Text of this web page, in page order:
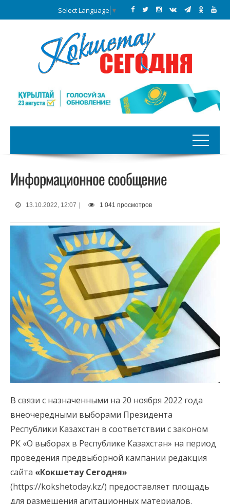
Select Language ▼
Информационное сообщение
13.10.2022, 12:07 1 041 просмотров
В связи с назначенными на 20 ноября 2022 года
внеочередными выборами Президента
Республики Казахстан в соответствии с законом
РК «О выборах в Республике Казахстан» на период
проведения предвыборной кампании редакция
сайта «Кокшетау Сегодня»
(https://kokshetoday.kz/) предоставляет площадь
для размещения агитационных материалов.